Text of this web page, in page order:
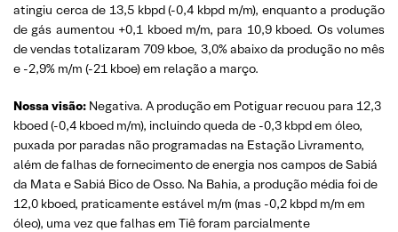
atingiu cerca de 13,5 kbpd (-0,4 kbpd m/m), enquanto a produção
de gás aumentou +0,1 kboed m/m, para 10,9 kboed. Os volumes
de vendas totalizaram 709 kboe, 3,0% abaixo da produção no mês
e -2,9% m/m (-21 kboe) em relação a março.
Nossa visão: Negativa. A produção em Potiguar recuou para 12,3
kboed (-0,4 kboed m/m), incluindo queda de -0,3 kbpd em óleo,
puxada por paradas não programadas na Estação Livramento,
além de falhas de fornecimento de energia nos campos de Sabiá
da Mata e Sabiá Bico de Osso. Na Bahia, a produção média foi de
12,0 kboed, praticamente estável m/m (mas -0,2 kbpd m/m em
óleo), uma vez que falhas em Tiê foram parcialmente